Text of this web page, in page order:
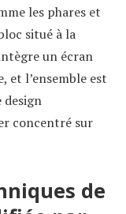
les phares et
situé à la
un écran
et l’ensemble est
design
concentré sur
de